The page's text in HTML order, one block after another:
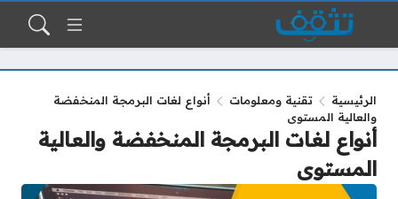
الرئيسية تقنية ومعلومات
أنواع لغات البرمجة المنخفضة
والعالية المستوى
أنواع لغات البرمجة المنخفضة والعالية
المستوى